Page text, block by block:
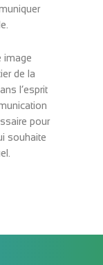
image
de la
l’esprit
pour
souhaite